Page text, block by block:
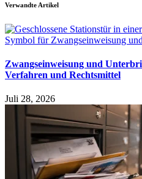
Verwandte Artikel
Zwangseinweisung und
Verfahren und Rechtsmittel
Juli 28, 2026